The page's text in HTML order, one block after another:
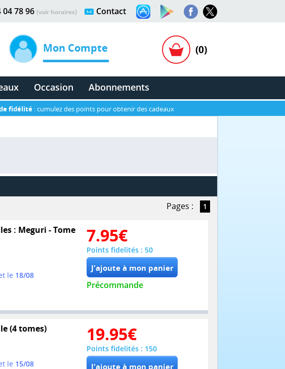
Contact
04 78 96 (voir horaires)
Mon Compte (0)
Occasion Abonnements
fidélité : cumulez des points pour obtenir des cadeaux
Pages : 1
: Meguri - Tome
le 18/08
7.95€
Points fidelités : 50
Précommande
(4 tomes)
le 15/08
19.95€
Points fidelités : 150